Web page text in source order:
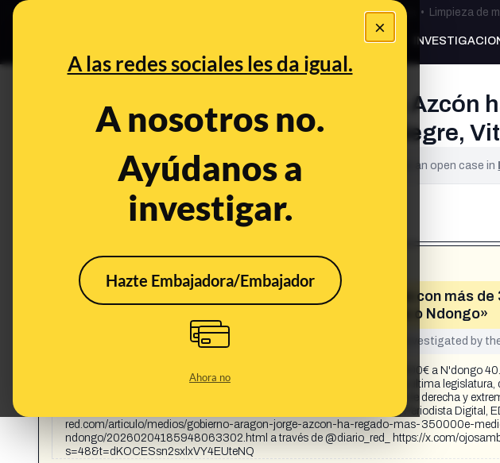
×
A las redes sociales les da igual.
A nosotros no.
Ayúdanos a
investigar.
Hazte Embajadora/Embajador
Ahora no
Bulos Ceuta • Limpieza de
PREBUNKING
¿El Gobierno de Aragón de Jorge Azcón
ultraderecha de Inda, Losantos, Negre,
This content has NOT yet been verified. It is an open case in
What's being said:
«El Gobierno de Aragón de Jorge Azcón ha regado con más
ultraderecha de Inda, Losantos, Negre, Vito Quiles o Ndongo»
This content has not yet been investigated by
Dinero de Aragón para: 88.000€ a ok diario 23.000€ a Vito y Negre 8.000€ a N'dongo
autonómico de Aragón, presidido por Jorge Azcón, del PP, durante esta última
adjudicado decenas de contratos menores y dos licitaciones a medios de derecha y
euros. Entre los medios adjudicatarios están Okdiario, Libertad Digital, Periodista Digital,
red.com/articulo/medios/gobierno-aragon-jorge-azcon-ha-regado-mas-350000e-
ndongo/20260204185948063302.html a través de @diario_red_ https://x.com/
s=48&t=dKOCESsn2sxlxVY4EUteNQ